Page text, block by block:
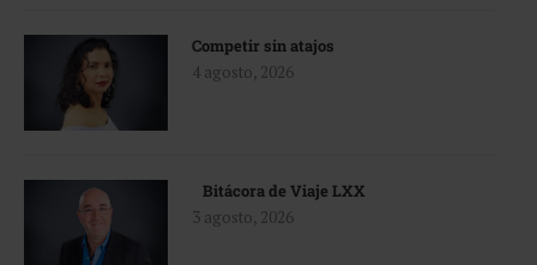
Competir sin atajos
4 agosto, 2026
Bitácora de Viaje LXX
3 agosto, 2026